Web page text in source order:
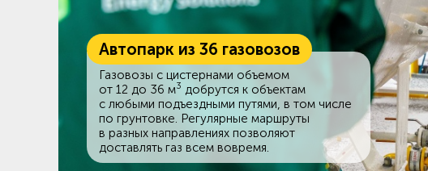
Автопарк из 36 газовозов
Газовозы с цистернами объемом
от 12 до 36 м3 добрутся к объектам
c любыми подъездными путями, в том числе
по грунтовке. Регулярные маршруты
в разных направлениях позволяют
доставлять газ всем вовремя.